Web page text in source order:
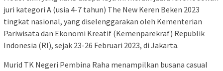
juri kategori A (usia 4-7 tahun) The New Keren Beken 2023
tingkat nasional, yang diselenggarakan oleh Kementerian
Pariwisata dan Ekonomi Kreatif (Kemenparekraf) Republik
Indonesia (RI), sejak 23-26 Februari 2023, di Jakarta.
Murid TK Negeri Pembina Raha menampilkan busana casual